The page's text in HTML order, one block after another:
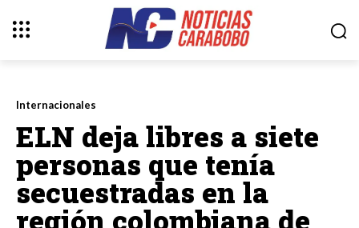
Internacionales
ELN deja libres a siete
personas que tenía
secuestradas en la
región colombiana de